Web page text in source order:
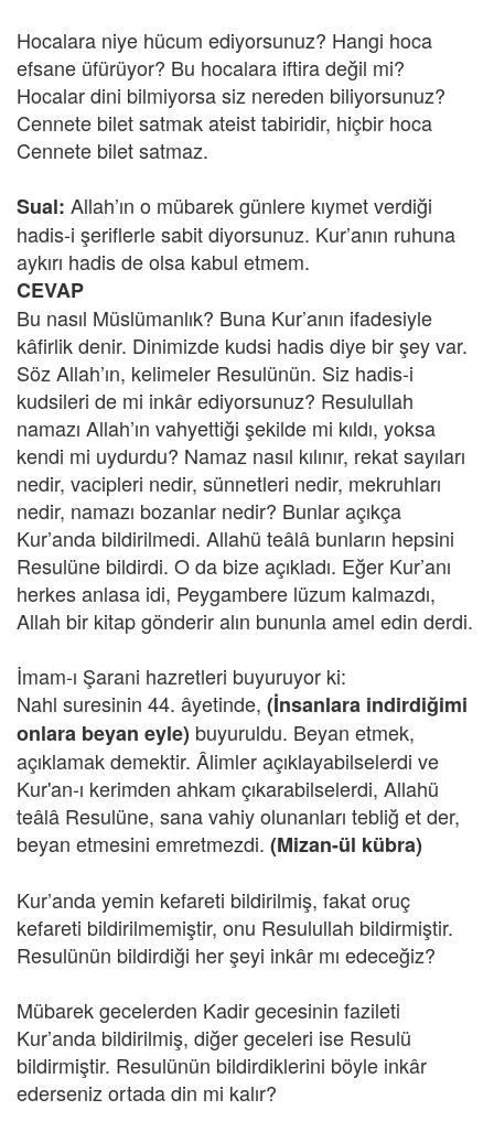
Hocalara niye hücum ediyorsunuz? Hangi hoca
efsane üfürüyor? Bu hocalara iftira değil mi?
Hocalar dini bilmiyorsa siz nereden biliyorsunuz?
Cennete bilet satmak ateist tabiridir, hiçbir hoca
Cennete bilet satmaz.
Sual: Allah’ın o mübarek günlere kıymet verdiği
hadis-i şeriflerle sabit diyorsunuz. Kur’anın ruhuna
aykırı hadis de olsa kabul etmem.
CEVAP
Bu nasıl Müslümanlık? Buna Kur’anın ifadesiyle
kâfirlik denir. Dinimizde kudsi hadis diye bir şey var.
Söz Allah’ın, kelimeler Resulünün. Siz hadis-i
kudsileri de mi inkâr ediyorsunuz? Resulullah
namazı Allah’ın vahyettiği şekilde mi kıldı, yoksa
kendi mi uydurdu? Namaz nasıl kılınır, rekat sayıları
nedir, vacipleri nedir, sünnetleri nedir, mekruhları
nedir, namazı bozanlar nedir? Bunlar açıkça
Kur’anda bildirilmedi. Allahü teâlâ bunların hepsini
Resulüne bildirdi. O da bize açıkladı. Eğer Kur’anı
herkes anlasa idi, Peygambere lüzum kalmazdı,
Allah bir kitap gönderir alın bununla amel edin derdi.
İmam-ı Şarani hazretleri buyuruyor ki:
Nahl suresinin 44. âyetinde, (İnsanlara indirdiğimi
onlara beyan eyle) buyuruldu. Beyan etmek,
açıklamak demektir. Âlimler açıklayabilselerdi ve
Kur'an-ı kerimden ahkam çıkarabilselerdi, Allahü
teâlâ Resulüne, sana vahiy olunanları tebliğ et der,
beyan etmesini emretmezdi. (Mizan-ül kübra)
Kur’anda yemin kefareti bildirilmiş, fakat oruç
kefareti bildirilmemiştir, onu Resulullah bildirmiştir.
Resulünün bildirdiği her şeyi inkâr mı edeceğiz?
Mübarek gecelerden Kadir gecesinin fazileti
Kur’anda bildirilmiş, diğer geceleri ise Resulü
bildirmiştir. Resulünün bildirdiklerini böyle inkâr
ederseniz ortada din mi kalır?